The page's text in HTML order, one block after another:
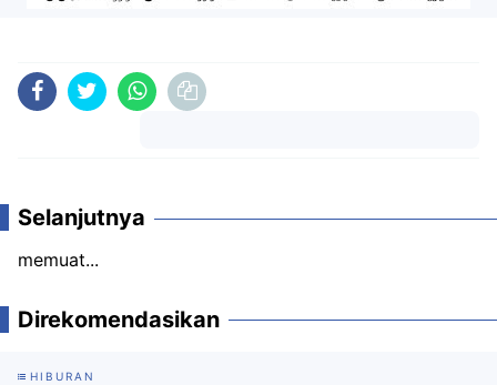
Selanjutnya
memuat...
Direkomendasikan
HIBURAN